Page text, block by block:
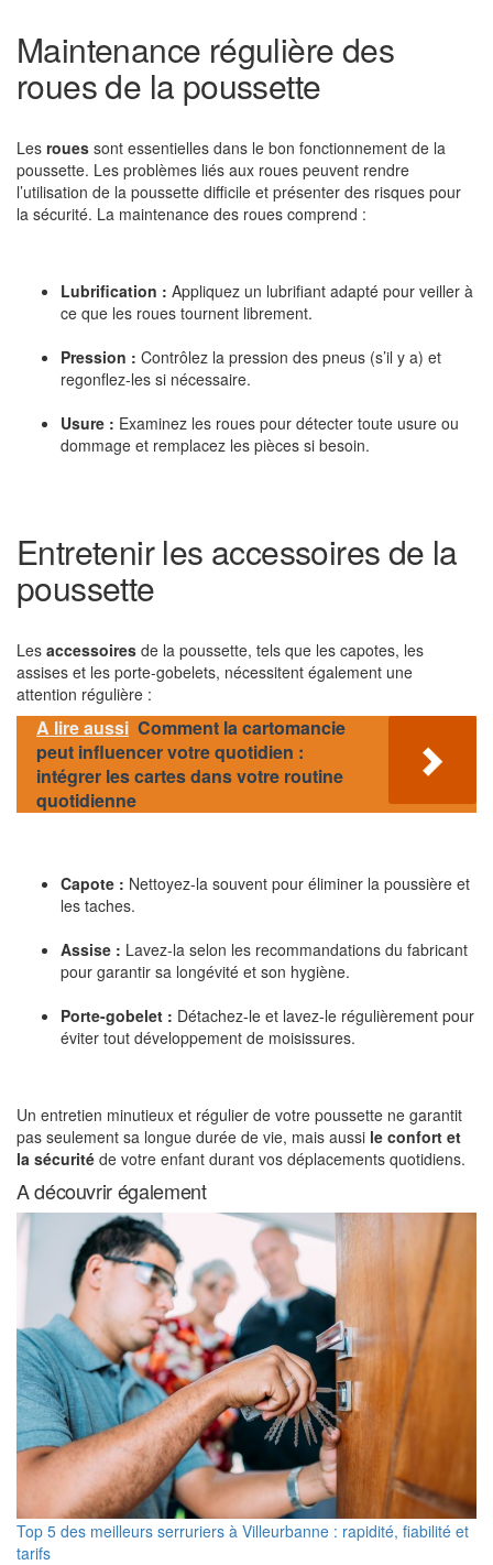
Maintenance régulière des
roues de la poussette
Les roues sont essentielles dans le bon fonctionnement de la
poussette. Les problèmes liés aux roues peuvent rendre
l’utilisation de la poussette difficile et présenter des risques pour
la sécurité. La maintenance des roues comprend :
Lubrification : Appliquez un lubrifiant adapté pour veiller à
ce que les roues tournent librement.
Pression : Contrôlez la pression des pneus (s’il y a) et
regonflez-les si nécessaire.
Usure : Examinez les roues pour détecter toute usure ou
dommage et remplacez les pièces si besoin.
Entretenir les accessoires de la
poussette
Les accessoires de la poussette, tels que les capotes, les
assises et les porte-gobelets, nécessitent également une
attention régulière :
A lire aussi Comment la cartomancie
peut influencer votre quotidien :
intégrer les cartes dans votre routine
quotidienne
Capote : Nettoyez-la souvent pour éliminer la poussière et
les taches.
Assise : Lavez-la selon les recommandations du fabricant
pour garantir sa longévité et son hygiène.
Porte-gobelet : Détachez-le et lavez-le régulièrement pour
éviter tout développement de moisissures.
Un entretien minutieux et régulier de votre poussette ne garantit
pas seulement sa longue durée de vie, mais aussi le confort et
la sécurité de votre enfant durant vos déplacements quotidiens.
A découvrir également
Top 5 des meilleurs serruriers à Villeurbanne : rapidité, fiabilité et
tarifs